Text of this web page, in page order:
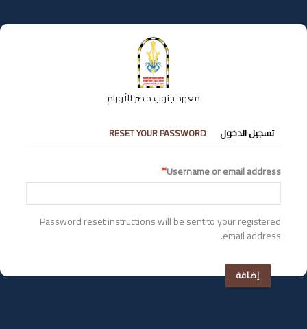
إلى
المحتوى
معهد جنوب مصر للأورام
التبويبات
الأساسية
تسجيل الدخول RESET YOUR PASSWORD
Username or email address
Password reset instructions will be sent to your registered
email address.